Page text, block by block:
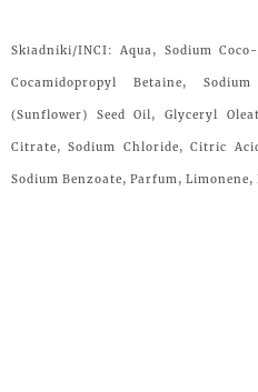
Składniki/INCI: Aqua, Sodium
Cocamidopropyl Betaine,
(Sunflower) Seed Oil, Glyceryl
Citrate, Sodium Chloride, Citric
Sodium Benzoate, Parfum,